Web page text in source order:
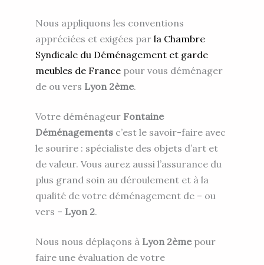
Nous appliquons les conventions
appréciées et exigées par la Chambre
Syndicale du Déménagement et garde
meubles de France pour vous déménager
de ou vers Lyon 2ème.
Votre déménageur Fontaine
Déménagements c’est le savoir-faire avec
le sourire : spécialiste des objets d’art et
de valeur. Vous aurez aussi l’assurance du
plus grand soin au déroulement et à la
qualité de votre déménagement de – ou
vers – Lyon 2.
Nous nous déplaçons à Lyon 2èmepour
faire une évaluation de votre